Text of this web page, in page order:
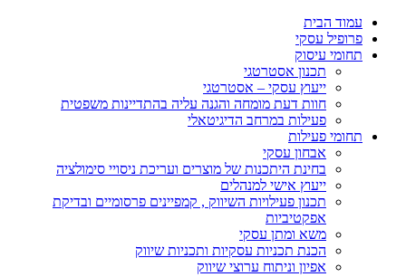
עמוד הבית
פרופיל עסקי
תחומי עיסוק
תכנון אסטרטגי
ייעוץ עסקי – אסטרטגי
חוות דעת מומחה והגנה עליה בהתדיינות משפטית
פעילות במרחב הדיגיטאלי
תחומי פעילות
אבחון עסקי
בחינת היתכנות של מוצרים ועריכת ניסויי סימולציה
ייעוץ אישי למנהלים
תכנון פעילויות השיווק , קמפיינים פרסומיים ובדיקת
אפקטיביות
משא ומתן עסקי
הכנת תכניות עסקיות ותכניות שיווק
אפיון וניתוח ערוצי שיווק